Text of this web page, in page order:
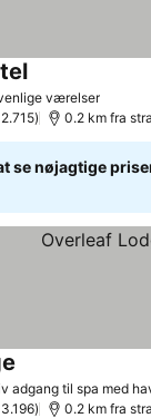
værelser
2.715 0.2 km fra
se nøjagtige
adgang til spa med
3.196 0.2 km fra